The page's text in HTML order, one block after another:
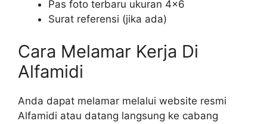
Pas foto terbaru ukuran 4×6
Surat referensi (jika ada)
Cara Melamar Kerja Di
Alfamidi
Anda dapat melamar melalui website resmi
Alfamidi atau datang langsung ke cabang